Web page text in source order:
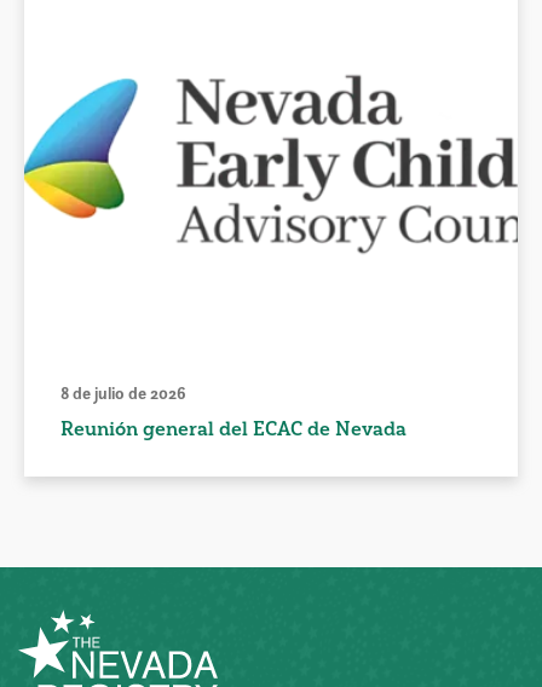
8 de julio de 2026
Reunión general del ECAC de Nevada